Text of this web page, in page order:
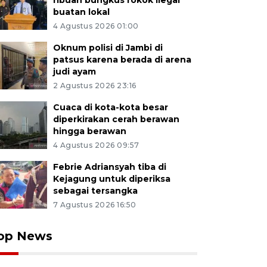
buatan lokal
4 Agustus 2026 01:00
Oknum polisi di Jambi di
patsus karena berada di arena
judi ayam
2 Agustus 2026 23:16
Cuaca di kota-kota besar
diperkirakan cerah berawan
hingga berawan
4 Agustus 2026 09:57
Febrie Adriansyah tiba di
Kejagung untuk diperiksa
sebagai tersangka
7 Agustus 2026 16:50
News